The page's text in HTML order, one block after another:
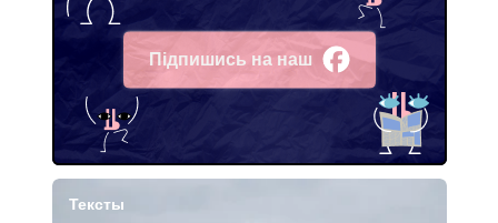
Підпишись на наш
Facebook
Тексты